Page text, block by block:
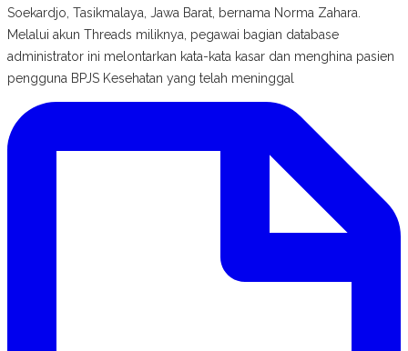
Soekardjo, Tasikmalaya, Jawa Barat, bernama Norma Zahara.
Melalui akun Threads miliknya, pegawai bagian database
administrator ini melontarkan kata-kata kasar dan menghina pasien
pengguna BPJS Kesehatan yang telah meninggal